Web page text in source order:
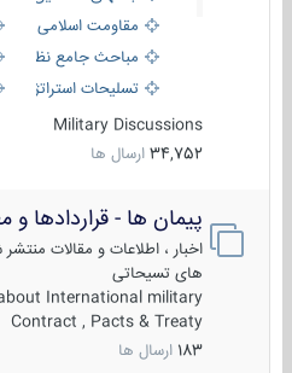
مقاومت اسلامی
مباحث جامع نظامی
تسلیحات استراتژیک
Military Discussions
34,752 ارسال ها
پیمان ها - قراردادها و
اخبار ، اطلاعات و مقالات منتشر
های تسیحاتی
about International military
Contract , Pacts & Treaty
183 ارسال ها